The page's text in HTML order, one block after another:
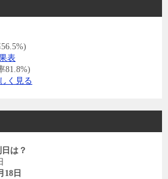
表
81.8%)
く見る
は？
18日